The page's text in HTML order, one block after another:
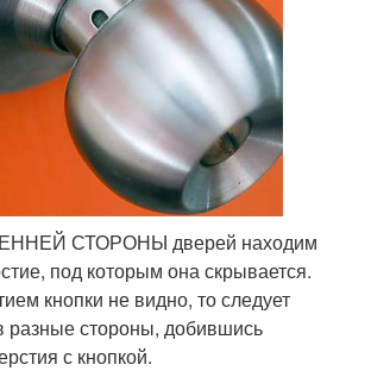
СТОРОНЫ дверей находим
под которым она скрывается.
кнопки не видно, то следует
разные стороны, добившись
с кнопкой.